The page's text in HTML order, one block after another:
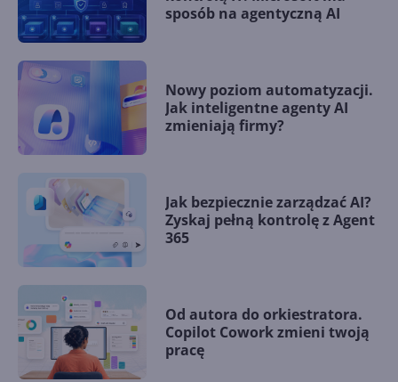
sposób na agentyczną AI
Nowy poziom automatyzacji.
Jak inteligentne agenty AI
zmieniają firmy?
Jak bezpiecznie zarządzać AI?
Zyskaj pełną kontrolę z Agent
365
Od autora do orkiestratora.
Copilot Cowork zmieni twoją
pracę